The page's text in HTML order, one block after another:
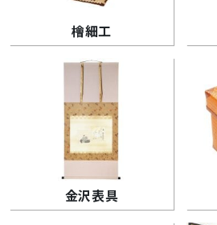
檜細工
金沢表具